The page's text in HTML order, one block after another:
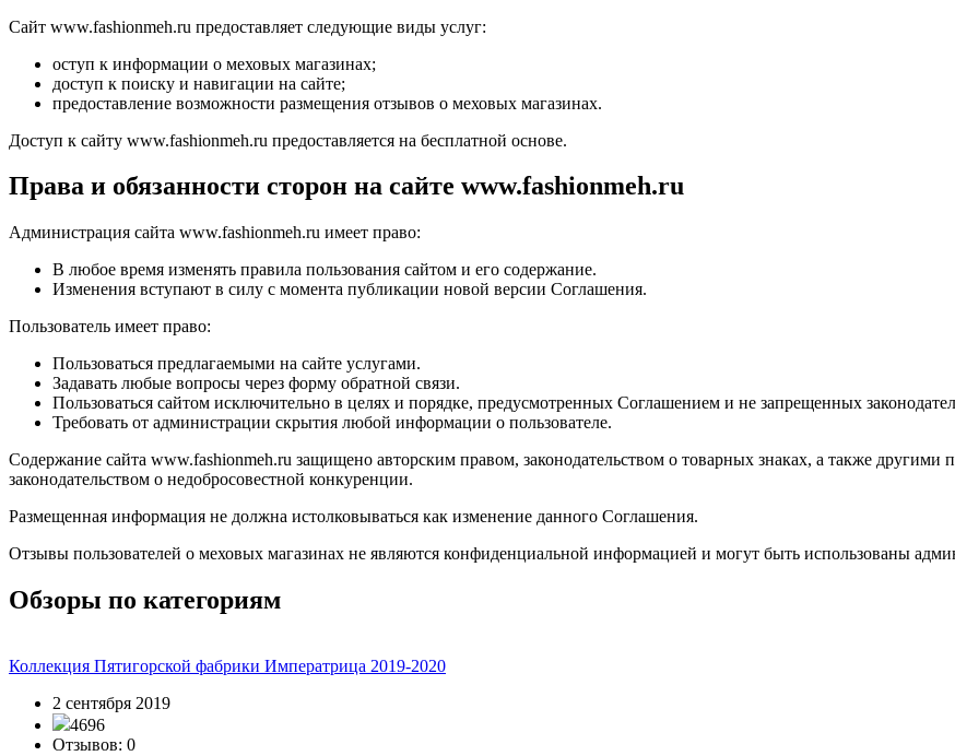
Сайт www.fashionmeh.ru предоставляет следующие виды услуг:
оступ к информации о меховых магазинах;
доступ к поиску и навигации на сайте;
предоставление возможности размещения отзывов о меховых магазинах.
Доступ к сайту www.fashionmeh.ru предоставляется на бесплатной основе.
Права и обязанности сторон на сайте www.fashionmeh.ru
Администрация сайта www.fashionmeh.ru имеет право:
В любое время изменять правила пользования сайтом и его содержание.
Изменения вступают в силу с момента публикации новой версии Соглашения.
Пользователь имеет право:
Пользоваться предлагаемыми на сайте услугами.
Задавать любые вопросы через форму обратной связи.
Пользоваться сайтом исключительно в целях и порядке, предусмотренных Соглашением и не запрещенных
Требовать от администрации скрытия любой информации о пользователе.
Содержание сайта www.fashionmeh.ru защищено авторским правом, законодательством о товарных знаках, а также другими
законодательством о недобросовестной конкуренции.
Размещенная информация не должна истолковываться как изменение данного Соглашения.
Отзывы пользователей о меховых магазинах не являются конфиденциальной информацией и могут быть использованы
Обзоры по категориям
Коллекция Пятигорской фабрики Императрица 2019-2020
2 сентября 2019
4696
Отзывов: 0